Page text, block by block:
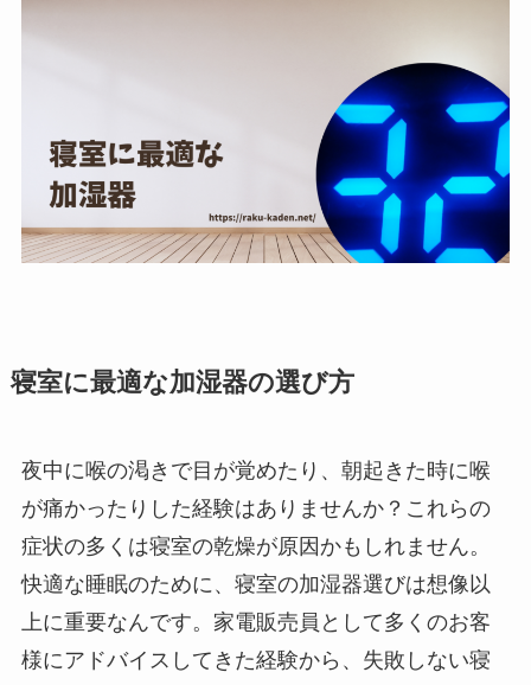
寝室に最適な加湿器の選び方
夜中に喉の渇きで目が覚めたり、朝起きた時に喉
が痛かったりした経験はありませんか？これらの
症状の多くは寝室の乾燥が原因かもしれません。
快適な睡眠のために、寝室の加湿器選びは想像以
上に重要なんです。家電販売員として多くのお客
様にアドバイスしてきた経験から、失敗しない寝